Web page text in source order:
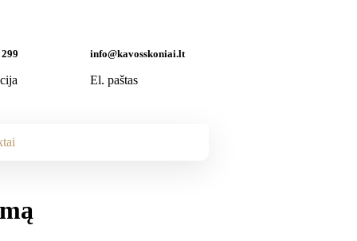
info@kavosskoniai.lt
El. paštas